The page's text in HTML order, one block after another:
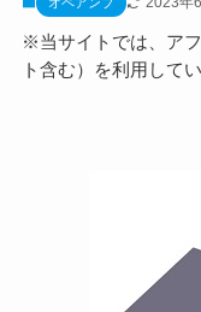
※当サイトでは、ア
ト含む）を利用してい